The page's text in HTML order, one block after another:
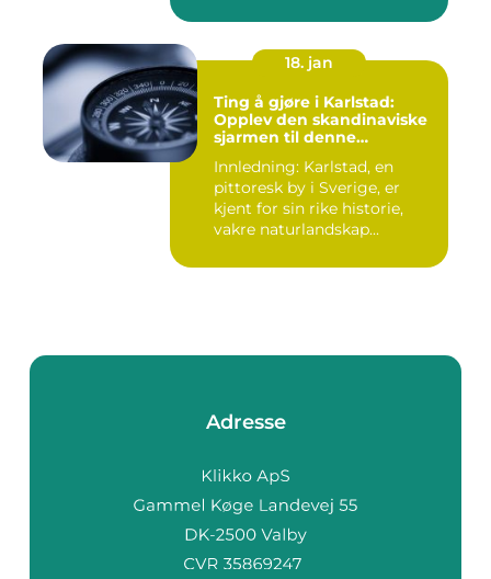
18. jan
Ting å gjøre i Karlstad:
Opplev den skandinaviske
sjarmen til denne
Innledning: Karlstad, en
pittoresk by i Sverige, er
kjent for sin rike historie,
vakre naturlandskap...
Adresse